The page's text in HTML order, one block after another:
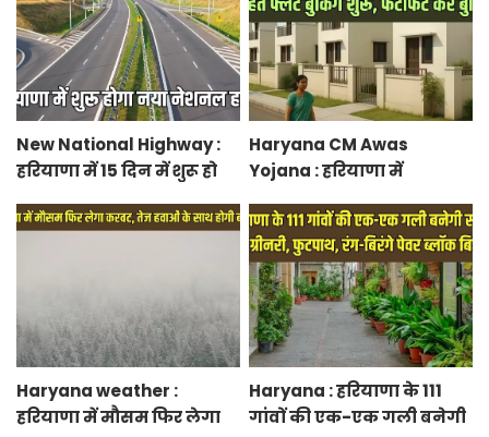
New National Highway :
हरियाणा में 15 दिन में शुरू हो
केएमपी से होगी सीधी
Haryana CM Awas
Yojana : हरियाणा में
के तहत फ्लैट बुकिंग शुरू,
फटाफट करें बुकिंग
Haryana weather :
हरियाणा में मौसम फिर लेगा
Haryana : हरियाणा के 111
गांवों की एक-एक गली बनेगी